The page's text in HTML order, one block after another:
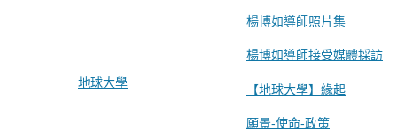
楊博如導師照片集
楊博如導師接受媒體採訪
地球大學
【地球大學】緣起
願景-使命-政策